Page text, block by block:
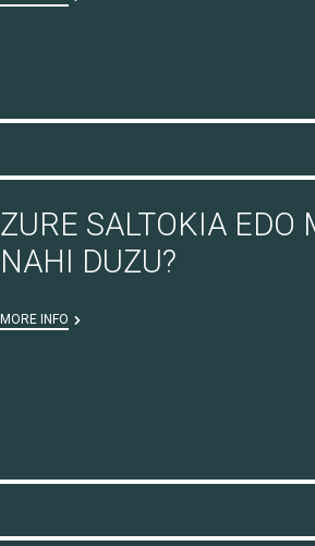
ZURE SALTOKIA EDO
NAHI DUZU?
MORE INFO